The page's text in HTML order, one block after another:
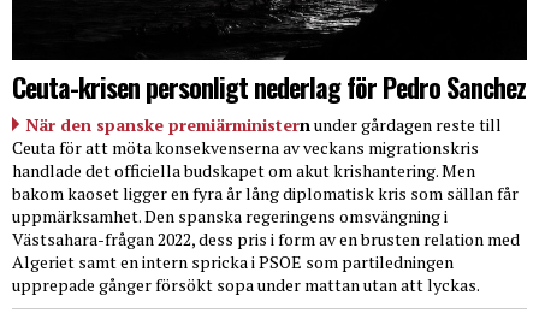
Ceuta-krisen personligt nederlag för Pedro Sanchez
När den spanske premiärministernunder gårdagen reste till
Ceuta för att möta konsekvenserna av veckans migrationskris
handlade det officiella budskapet om akut krishantering. Men
bakom kaoset ligger en fyra år lång diplomatisk kris som sällan får
uppmärksamhet. Den spanska regeringens omsvängning i
Västsahara-frågan 2022, dess pris i form av en brusten relation med
Algeriet samt en intern spricka i PSOE som partiledningen
upprepade gånger försökt sopa under mattan utan att lyckas.